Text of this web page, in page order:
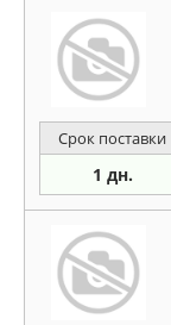
Срок поставки
1 дн.